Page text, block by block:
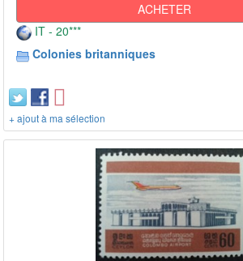
ACHETER
IT - 20***
Colonies britanniques
+ ajout à ma sélection